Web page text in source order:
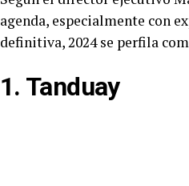
agenda, especialmente con
definitiva, 2024 se perfila
1. Tanduay